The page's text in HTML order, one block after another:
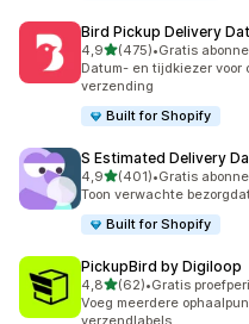
Bird Pickup Delivery
4,9van 5 sterren
(475)
475 recensies in totaal
•Gratis
Datum- en tijdkiezer voor
verzending
Built for Shopify
S Estimated Delivery
4,9van 5 sterren
(401)
401 recensies in totaal
•Gratis
Toon verwachte
Built for Shopify
PickupBird by Digiloop
4,8van 5 sterren
(62)
62 recensies in totaal
•Gratis
Voeg meerdere
verzendlabels